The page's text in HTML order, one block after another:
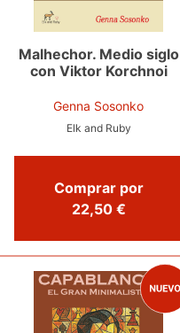
Malhechor. Medio siglo
con Viktor Korchnoi
Genna Sosonko
Elk and Ruby
Comprar por
22,50 €